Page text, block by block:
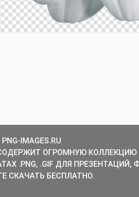
IMAGES.RU
ОГРОМНУЮ
.PNG, .GIF ДЛЯ
СКАЧАТЬ БЕСПЛАТНО.